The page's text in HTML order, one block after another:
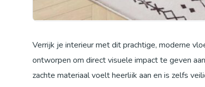
Verrijk je interieur met dit prachtige, moderne
ontworpen om direct visuele impact te geven
zachte materiaal voelt heerlijk aan en is zelfs